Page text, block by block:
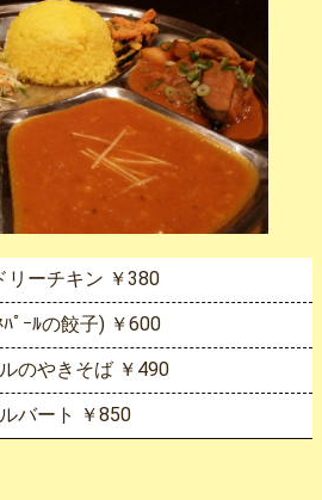
リーチキン ￥380
ﾟｰﾙの餃子) ￥600
のやきそば ￥490
バート ￥850